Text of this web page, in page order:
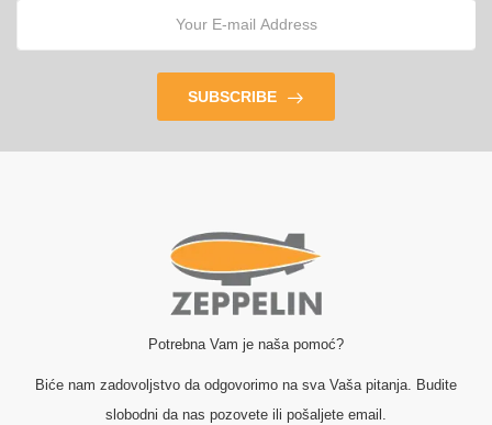
SUBSCRIBE
Potrebna Vam je naša pomoć?
Biće nam zadovoljstvo da odgovorimo na sva Vaša pitanja. Budite
slobodni da nas pozovete ili pošaljete email.